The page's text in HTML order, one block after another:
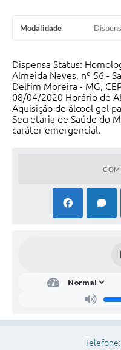
Cultura
Meio Ambiente
Conheça Delfim Moreira
JORNADA DO PATRIMÔNIO
Modalidade
Dispensa Status:
Almeida Neves, nº 56 -
Delfim Moreira - MG,
08/04/2020 Horário de
Aquisição de álcool gel
Secretaria de Saúde do
caráter emergencial.